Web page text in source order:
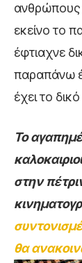
ανθρώπους
εκείνο το
έφτιαχνε
παραπάνω
έχει το
Το
στην
θα